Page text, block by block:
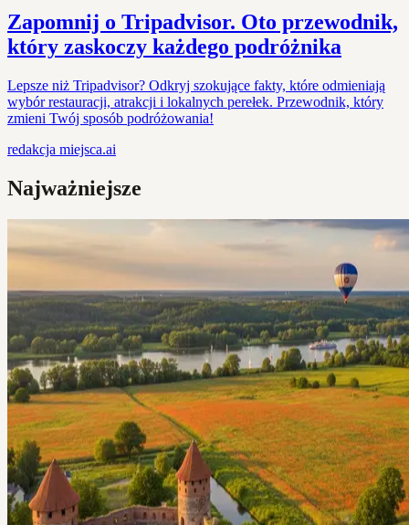
Zapomnij o Tripadvisor. Oto przewodnik,
który zaskoczy każdego podróżnika
Lepsze niż Tripadvisor? Odkryj szokujące fakty, które odmieniają
wybór restauracji, atrakcji i lokalnych perełek. Przewodnik, który
zmieni Twój sposób podróżowania!
redakcja miejsca.ai
Najważniejsze